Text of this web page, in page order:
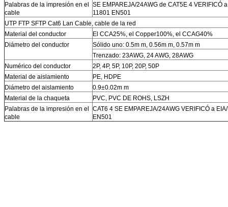
Palabras de la impresión en el
cable
SE EMPAREJA/24AWG de CAT5E 4 VERIFICÓ
11801 EN501
UTP FTP SFTP Cat6 Lan Cable, cable de la red
Material del conductor
El CCA25%, el Copper100%, el CCAG40%
Diámetro del conductor
Sólido uno: 0.5m m, 0.56m m, 0.57m m
Trenzado: 23AWG, 24 AWG, 28AWG
Numérico del conductor
2P, 4P, 5P, 10P, 20P, 50P
Material de aislamiento
PE, HDPE
Diámetro del aislamiento
0.9±0.02m m
Material de la chaqueta
PVC, PVC DE ROHS, LSZH
Palabras de la impresión en el
cable
CAT6 4 SE EMPAREJA/24AWG VERIFICÓ a
EN501